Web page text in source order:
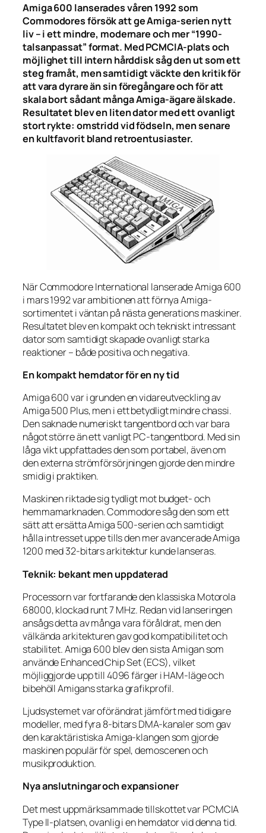
Amiga 600 lanserades våren 1992 som
Commodores försök att ge Amiga-serien nytt
liv – i ett mindre, modernare och mer “1990-
talsanpassat” format. Med PCMCIA-plats och
möjlighet till intern hårddisk såg den ut som ett
steg framåt, men samtidigt väckte den kritik för
att vara dyrare än sin föregångare och för att
skala bort sådant många Amiga-ägare älskade.
Resultatet blev en liten dator med ett ovanligt
stort rykte: omstridd vid födseln, men senare
en kultfavorit bland retroentusiaster.
När Commodore International lanserade Amiga 600
i mars 1992 var ambitionen att förnya Amiga-
sortimentet i väntan på nästa generations maskiner.
Resultatet blev en kompakt och tekniskt intressant
dator som samtidigt skapade ovanligt starka
reaktioner – både positiva och negativa.
En kompakt hemdator för en ny tid
Amiga 600 var i grunden en vidareutveckling av
Amiga 500 Plus, men i ett betydligt mindre chassi.
Den saknade numeriskt tangentbord och var bara
något större än ett vanligt PC-tangentbord. Med sin
låga vikt uppfattades den som portabel, även om
den externa strömförsörjningen gjorde den mindre
smidig i praktiken.
Maskinen riktade sig tydligt mot budget- och
hemmamarknaden. Commodore såg den som ett
sätt att ersätta Amiga 500-serien och samtidigt
hålla intresset uppe tills den mer avancerade Amiga
1200 med 32-bitars arkitektur kunde lanseras.
Teknik: bekant men uppdaterad
Processorn var fortfarande den klassiska Motorola
68000, klockad runt 7 MHz. Redan vid lanseringen
ansågs detta av många vara föråldrat, men den
välkända arkitekturen gav god kompatibilitet och
stabilitet. Amiga 600 blev den sista Amigan som
använde Enhanced Chip Set (ECS), vilket
möjliggjorde upp till 4096 färger i HAM-läge och
bibehöll Amigans starka grafikprofil.
Ljudsystemet var oförändrat jämfört med tidigare
modeller, med fyra 8-bitars DMA-kanaler som gav
den karaktäristiska Amiga-klangen som gjorde
maskinen populär för spel, demo­scenen och
musikproduktion.
Nya anslutningar och expansioner
Det mest uppmärksammade tillskottet var PCMCIA
Type II-platsen, ovanlig i en hemdator vid denna tid.